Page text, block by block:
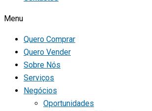
Menu
Quero Comprar
Quero Vender
Sobre Nós
Serviços
Negócios
Oportunidades